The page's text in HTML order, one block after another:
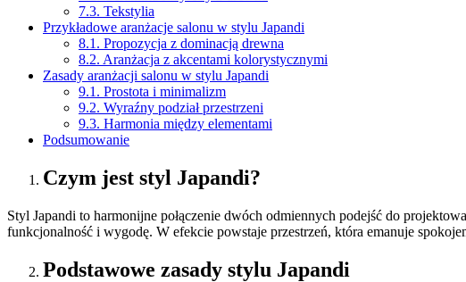
7.3. Tekstylia
Przykładowe aranżacje salonu w stylu Japandi
8.1. Propozycja z dominacją drewna
8.2. Aranżacja z akcentami kolorystycznymi
Zasady aranżacji salonu w stylu Japandi
9.1. Prostota i minimalizm
9.2. Wyraźny podział przestrzeni
9.3. Harmonia między elementami
Podsumowanie
Czym jest styl Japandi?
Styl Japandi to harmonijne połączenie dwóch odmiennych podejść do
funkcjonalność i wygodę. W efekcie powstaje przestrzeń, która emanuje
Podstawowe zasady stylu Japandi